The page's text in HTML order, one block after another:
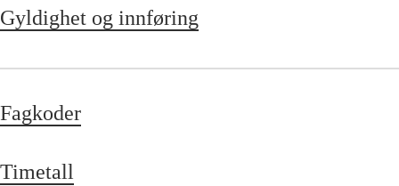
Gyldighet og innføring
Fagkoder
Timetall